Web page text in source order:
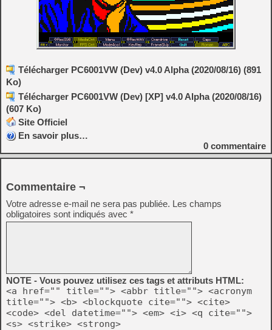
Télécharger PC6001VW (Dev) v4.0 Alpha (2020/08/16) (891
Ko)
Télécharger PC6001VW (Dev) [XP] v4.0 Alpha (2020/08/16)
(607 Ko)
Site Officiel
En savoir plus…
0 commentaire
Commentaire ¬
Votre adresse e-mail ne sera pas publiée. Les champs
obligatoires sont indiqués avec *
NOTE - Vous pouvez utilisez ces tags et attributs HTML:
<a href="" title=""> <abbr title=""> <acronym
title=""> <b> <blockquote cite=""> <cite>
<code> <del datetime=""> <em> <i> <q cite="">
<s> <strike> <strong>